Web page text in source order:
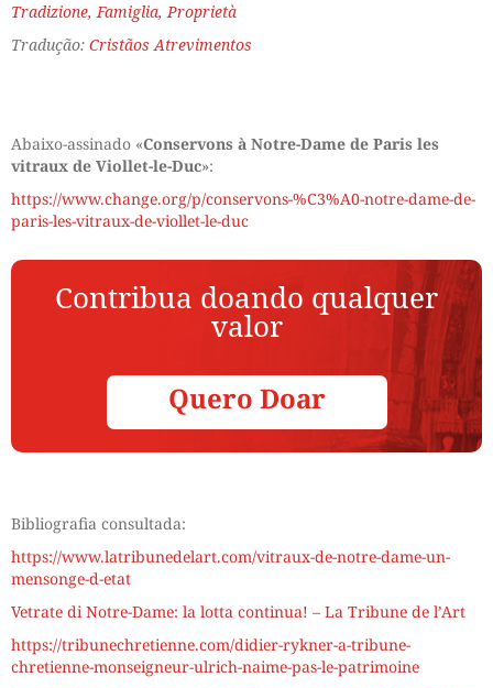
Tradizione, Famiglia, Proprietà
Tradução: Cristãos Atrevimentos
Abaixo-assinado «Conservons à Notre-Dame de Paris les
vitraux de Viollet-le-Duc»:
https://www.change.org/p/conservons-%C3%A0-notre-dame-de-
paris-les-vitraux-de-viollet-le-duc
Contribua doando qualquer
valor
Quero Doar
Bibliografia consultada:
https://www.latribunedelart.com/vitraux-de-notre-dame-un-
mensonge-d-etat
Vetrate di Notre-Dame: la lotta continua! – La Tribune de l’Art
https://tribunechretienne.com/didier-rykner-a-tribune-
chretienne-monseigneur-ulrich-naime-pas-le-patrimoine